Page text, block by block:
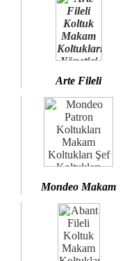
Arte Fileli
Mondeo Makam